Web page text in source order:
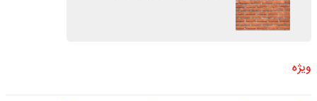
ویژه